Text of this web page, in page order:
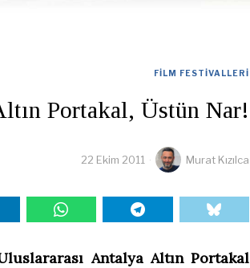
FILM FESTIVALLERI
Portakal, Üstün Nar!
22 Ekim 2011 Murat Kızılca
Antalya Altın Portakal